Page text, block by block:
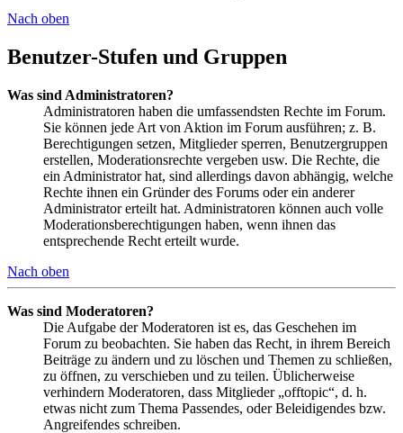
Nach oben
Benutzer-Stufen und Gruppen
Was sind Administratoren?
Administratoren haben die umfassendsten Rechte im Forum.
Sie können jede Art von Aktion im Forum ausführen; z. B.
Berechtigungen setzen, Mitglieder sperren, Benutzergruppen
erstellen, Moderationsrechte vergeben usw. Die Rechte, die
ein Administrator hat, sind allerdings davon abhängig, welche
Rechte ihnen ein Gründer des Forums oder ein anderer
Administrator erteilt hat. Administratoren können auch volle
Moderationsberechtigungen haben, wenn ihnen das
entsprechende Recht erteilt wurde.
Nach oben
Was sind Moderatoren?
Die Aufgabe der Moderatoren ist es, das Geschehen im
Forum zu beobachten. Sie haben das Recht, in ihrem Bereich
Beiträge zu ändern und zu löschen und Themen zu schließen,
zu öffnen, zu verschieben und zu teilen. Üblicherweise
verhindern Moderatoren, dass Mitglieder „offtopic“, d. h.
etwas nicht zum Thema Passendes, oder Beleidigendes bzw.
Angreifendes schreiben.